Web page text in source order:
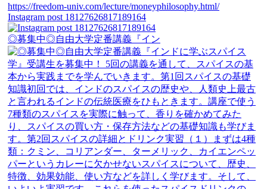
Instagram post 18127626817189164
◎募集中◎自由大学定番講義『イン